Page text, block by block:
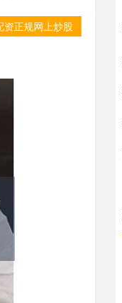
资正规网上炒股